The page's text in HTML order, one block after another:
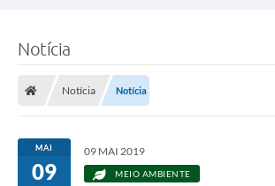
Notícia
Notícia Notícia
MAI
09
09 MAI 2019
MEIO AMBIENTE